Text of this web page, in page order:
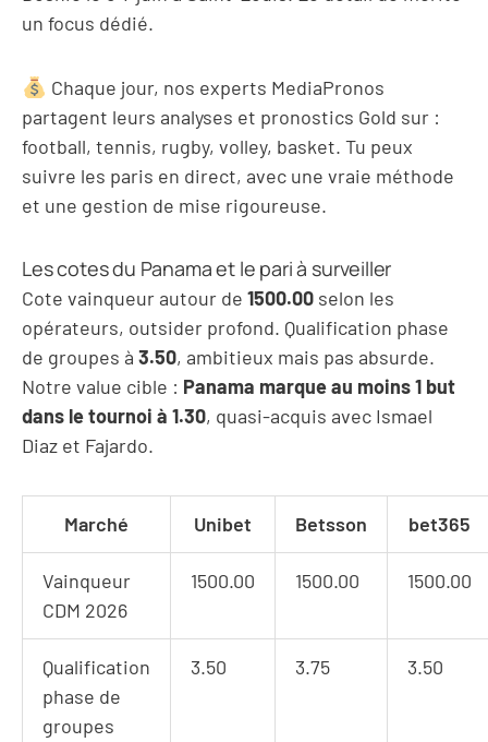
un focus dédié.
Chaque jour, nos experts MediaPronos
partagent leurs analyses et pronostics Gold sur :
football, tennis, rugby, volley, basket. Tu peux
suivre les paris en direct, avec une vraie méthode
et une gestion de mise rigoureuse.
Les cotes du Panama et le pari à surveiller
Cote vainqueur autour de 1500.00 selon les
opérateurs, outsider profond. Qualification phase
de groupes à 3.50, ambitieux mais pas absurde.
Notre value cible : Panama marque au moins 1 but
dans le tournoi à 1.30, quasi-acquis avec Ismael
Diaz et Fajardo.
Marché Unibet Betsson bet365
Vainqueur
CDM 2026
1500.00 1500.00 1500.00
Qualification
phase de
groupes
3.50 3.75 3.50